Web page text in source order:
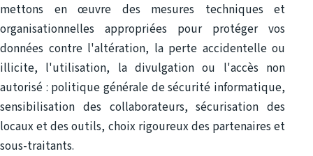
mettons en œuvre des mesures techniques et
organisationnelles appropriées pour protéger vos
données contre l'altération, la perte accidentelle ou
illicite, l'utilisation, la divulgation ou l'accès non
autorisé : politique générale de sécurité informatique,
sensibilisation des collaborateurs, sécurisation des
locaux et des outils, choix rigoureux des partenaires et
sous-traitants.